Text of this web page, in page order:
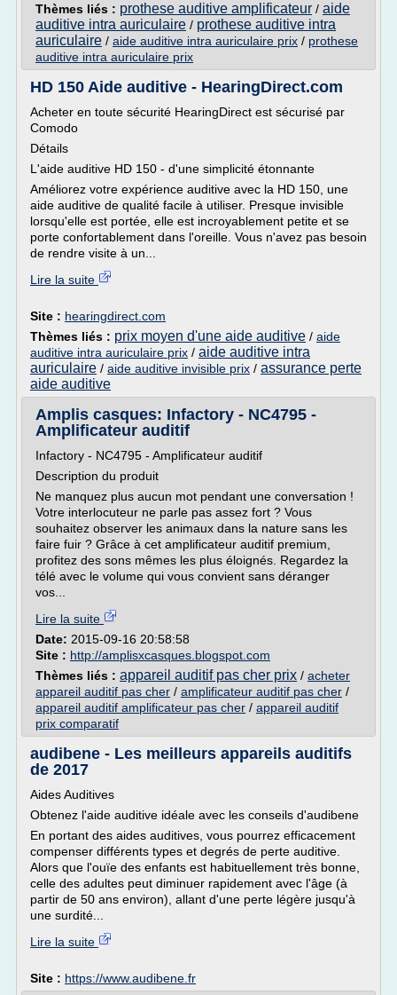
Thèmes liés : prothese auditive amplificateur / aide
auditive intra auriculaire / prothese auditive intra
auriculaire / aide auditive intra auriculaire prix / prothese
auditive intra auriculaire prix
HD 150 Aide auditive - HearingDirect.com
Acheter en toute sécurité HearingDirect est sécurisé par
Comodo
Détails
L'aide auditive HD 150 - d'une simplicité étonnante
Améliorez votre expérience auditive avec la HD 150, une
aide auditive de qualité facile à utiliser. Presque invisible
lorsqu'elle est portée, elle est incroyablement petite et se
porte confortablement dans l'oreille. Vous n'avez pas besoin
de rendre visite à un...
Lire la suite
Site : hearingdirect.com
Thèmes liés : prix moyen d'une aide auditive / aide
auditive intra auriculaire prix / aide auditive intra
auriculaire / aide auditive invisible prix / assurance perte
aide auditive
Amplis casques: Infactory - NC4795 -
Amplificateur auditif
Infactory - NC4795 - Amplificateur auditif
Description du produit
Ne manquez plus aucun mot pendant une conversation !
Votre interlocuteur ne parle pas assez fort ? Vous
souhaitez observer les animaux dans la nature sans les
faire fuir ? Grâce à cet amplificateur auditif premium,
profitez des sons mêmes les plus éloignés. Regardez la
télé avec le volume qui vous convient sans déranger
vos...
Lire la suite
Date: 2015-09-16 20:58:58
Site : http://amplisxcasques.blogspot.com
Thèmes liés : appareil auditif pas cher prix / acheter
appareil auditif pas cher / amplificateur auditif pas cher /
appareil auditif amplificateur pas cher / appareil auditif
prix comparatif
audibene - Les meilleurs appareils auditifs
de 2017
Aides Auditives
Obtenez l'aide auditive idéale avec les conseils d'audibene
En portant des aides auditives, vous pourrez efficacement
compenser différents types et degrés de perte auditive.
Alors que l'ouïe des enfants est habituellement très bonne,
celle des adultes peut diminuer rapidement avec l'âge (à
partir de 50 ans environ), allant d'une perte légère jusqu'à
une surdité...
Lire la suite
Site : https://www.audibene.fr